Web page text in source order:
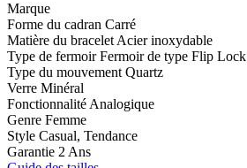
Marque
Forme du cadran Carré
Matière du bracelet Acier inoxydable
Type de fermoir Fermoir de type Flip Lock
Type du mouvement Quartz
Verre Minéral
Fonctionnalité Analogique
Genre Femme
Style Casual, Tendance
Garantie 2 Ans